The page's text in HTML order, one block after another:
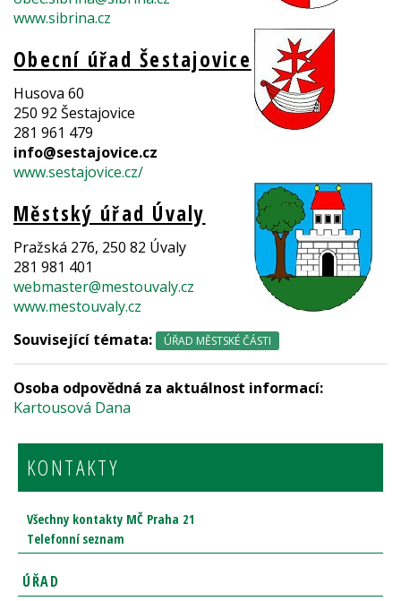
www.sibrina.cz
Obecní úřad Šestajovice
Husova 60
250 92 Šestajovice
281 961 479
info@sestajovice.cz
www.sestajovice.cz/
Městský úřad Úvaly
Pražská 276, 250 82 Úvaly
281 981 401
webmaster@mestouvaly.cz
www.mestouvaly.cz
Související témata:
ÚŘAD MĚSTSKÉ ČÁSTI
Osoba odpovědná za aktuálnost informací:
Kartousová Dana
KONTAKTY
Všechny kontakty MČ Praha 21
Telefonní seznam
ÚŘAD